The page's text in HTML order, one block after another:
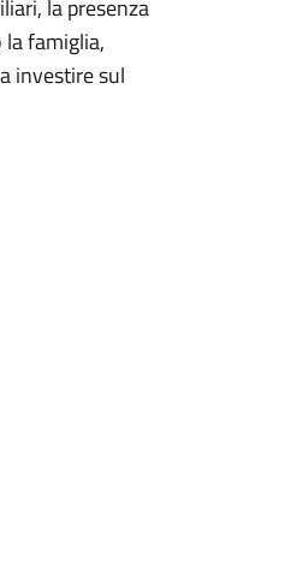
la presenza
famiglia,
investire sul